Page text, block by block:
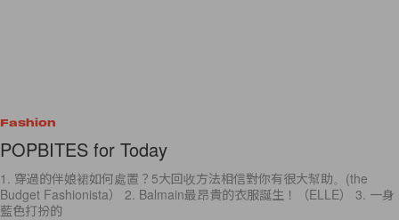
Fashion
POPBITES for Today
1. 穿過的伴娘裙如何處置？5大回收方法相信對你有很大幫助。(the
Budget Fashionista） 2. Balmain最昂貴的衣服誕生！（ELLE） 3. 一身
藍色打扮的